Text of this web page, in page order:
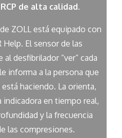
de alta calidad.
ZOLL está equipado con
Help. El sensor de las
desfibrilador “ver” cada
informa a la persona que
haciendo. La orienta,
indicadora en tiempo real,
y la frecuencia
las compresiones.